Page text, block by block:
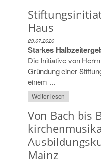
Haus
23.07.2026
Starkes
Die Initiative von
Gründung einer
einem ...
Weiter lesen
Von Bach bis
Mainz